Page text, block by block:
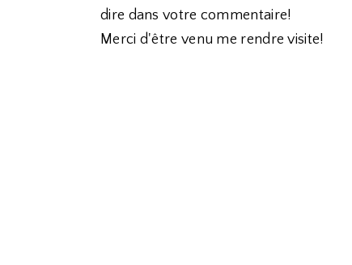
dire dans votre commentaire!
Merci d'être venu me rendre visite!